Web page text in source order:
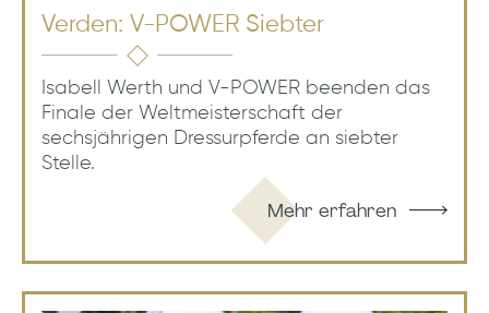
Verden: V-POWER Siebter
Isabell Werth und V-POWER beenden das
Finale der Weltmeisterschaft der
sechsjährigen Dressurpferde an siebter
Stelle.
Mehr erfahren